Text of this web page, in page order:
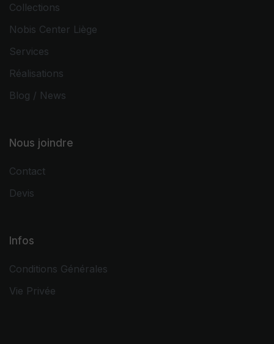
Collections
Nobis Center Liège
Services
Réalisations
Blog / News
Nous joindre
Contact
Devis
Infos
Conditions Générales
Vie Privée